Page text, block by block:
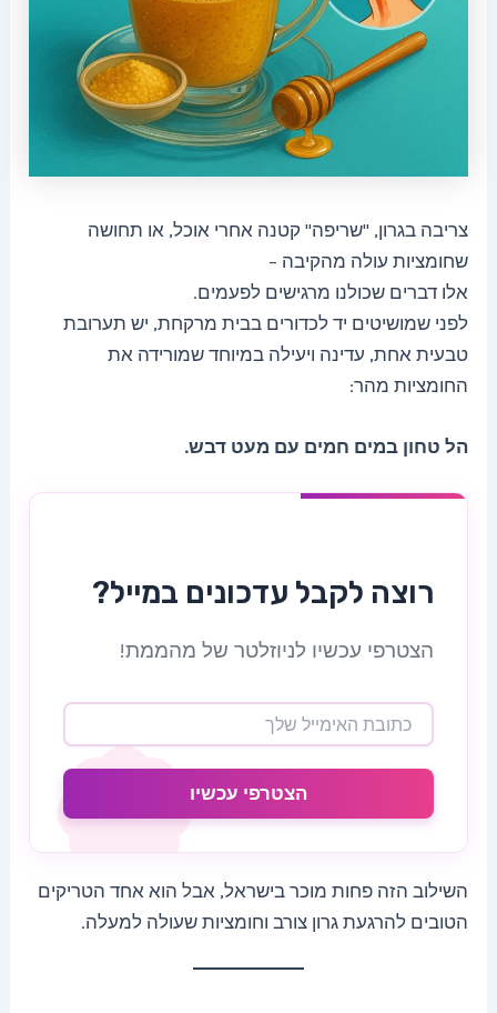
צריבה בגרון, "שריפה" קטנה אחרי אוכל, או תחושה
שחומציות עולה מהקיבה –
אלו דברים שכולנו מרגישים לפעמים.
לפני שמושיטים יד לכדורים בבית מרקחת, יש תערובת
טבעית אחת, עדינה ויעילה במיוחד שמורידה את
החומציות מהר:
הל טחון במים חמים עם מעט דבש.
רוצה לקבל עדכונים במייל?
הצטרפי עכשיו לניוזלטר של מהממת!
הצטרפי עכשיו
השילוב הזה פחות מוכר בישראל, אבל הוא אחד הטריקים
הטובים להרגעת גרון צורב וחומציות שעולה למעלה.